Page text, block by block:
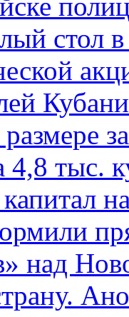
стол
4,8 тыс.
над